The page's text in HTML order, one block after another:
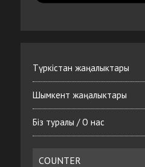
Түркістан жаңалыктары
Шымкент жаңалыктары
Біз туралы / О нас
COUNTER